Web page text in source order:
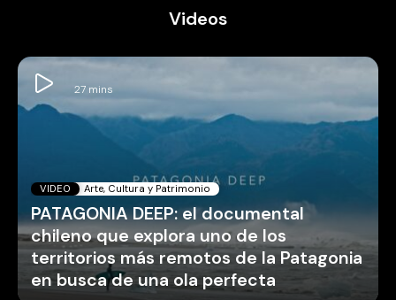
Videos
VIDEO Arte, Cultura y Patrimonio
PATAGONIA DEEP: el documental
chileno que explora uno de los
territorios más remotos de la Patagonia
en busca de una ola perfecta